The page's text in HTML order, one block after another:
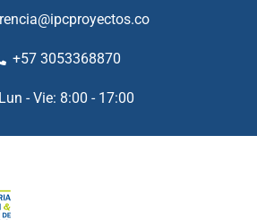
+57 3053368870
Lun - Vie: 8:00 - 17:00